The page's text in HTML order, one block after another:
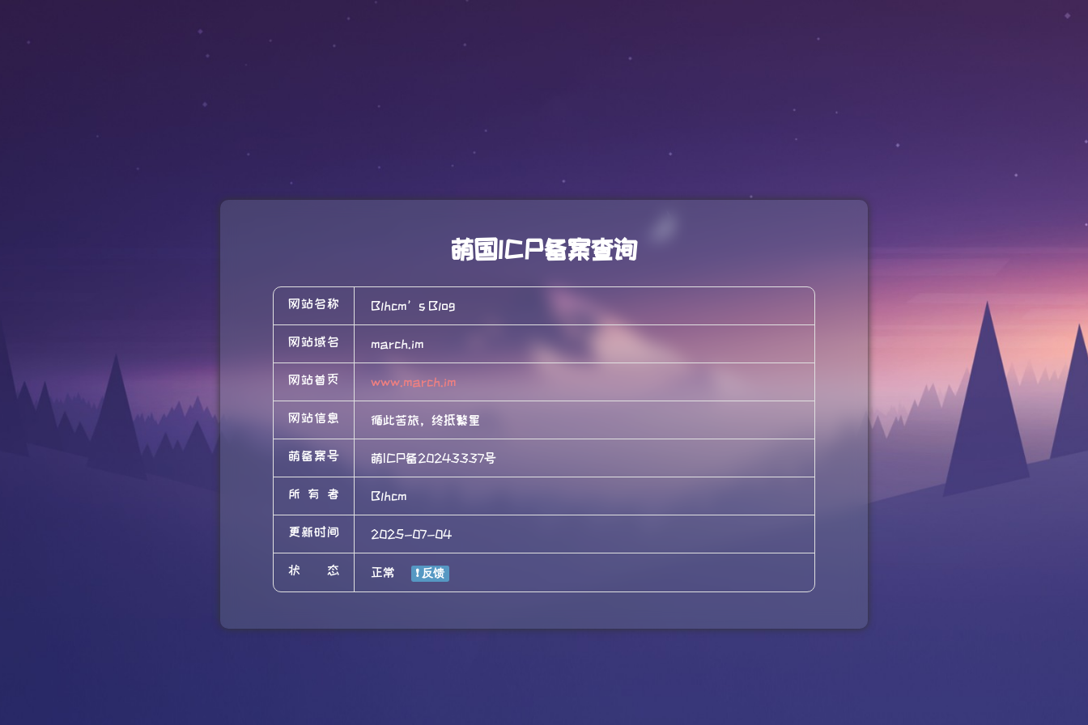
萌国ICP备案查询
网站名称 Blhcm’s Blog
网站域名 march.im
网站首页 www.march.im
网站信息 循此苦旅，终抵繁星
萌备案号 萌ICP备20243337号
所有者 Blhcm
更新时间 2025-07-04
状态 正常